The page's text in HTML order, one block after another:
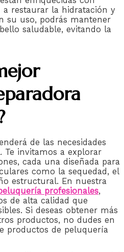
a restaurar la hidratación y
su uso, podrás mantener
saludable, evitando la
de las necesidades
Te invitamos a explorar
cada una diseñada para
como la sequedad, el
estructural. En nuestra
profesionales,
de alta calidad que
Si deseas obtener más
productos, no dudes en
productos de peluquería